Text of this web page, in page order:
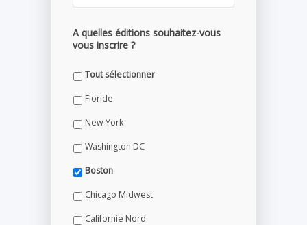
A quelles éditions souhaitez-vous
vous inscrire ?
Tout sélectionner
Floride
New York
Washington DC
Boston
Chicago Midwest
Californie Nord